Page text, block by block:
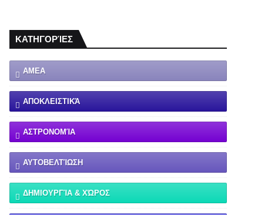
ΚΑΤΗΓΟΡΊΕΣ
ΑΜΕΑ
ΑΠΟΚΛΕΙΣΤΙΚΆ
ΑΣΤΡΟΝΟΜΊΑ
ΑΥΤΟΒΕΛΤΊΩΣΗ
ΔΗΜΙΟΥΡΓΊΑ & ΧΏΡΟΣ